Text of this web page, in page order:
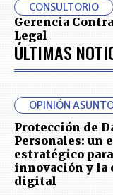
CONSULTORIO
Gerencia
Legal
ÚLTIMAS
OPINIÓN
Protección de
Personales: un
estratégico
innovación y la
digital